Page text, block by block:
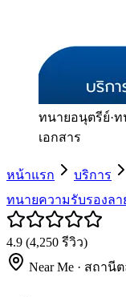
ทนายอนุตรีย์·ท
เอกสาร
หน้าแรก บริการ
ทนายความรับรองล
4.9 (4,250 รีวิว)
Near Me · สถานี